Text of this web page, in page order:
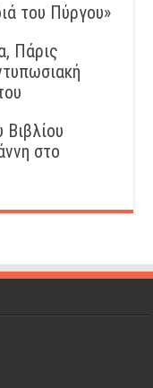
του Πύργου»
Πάρις
στο